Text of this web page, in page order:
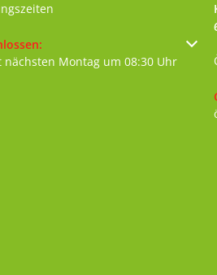
um weitere Öffnungs- oder
nächsten Montag um 08:30 Uhr